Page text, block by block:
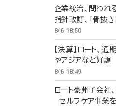
企業統治、問わ
指針改訂、「骨抜き
8/6 18:50
【決算】ロート、
やアジアなど好調
8/6 18:49
ロート豪州子会社
セルフケア事業